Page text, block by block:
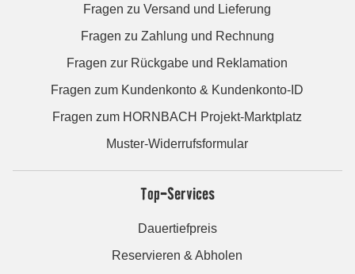
Fragen zu Versand und Lieferung
Fragen zu Zahlung und Rechnung
Fragen zur Rückgabe und Reklamation
Fragen zum Kundenkonto & Kundenkonto-ID
Fragen zum HORNBACH Projekt-Marktplatz
Muster-Widerrufsformular
Top-Services
Dauertiefpreis
Reservieren & Abholen